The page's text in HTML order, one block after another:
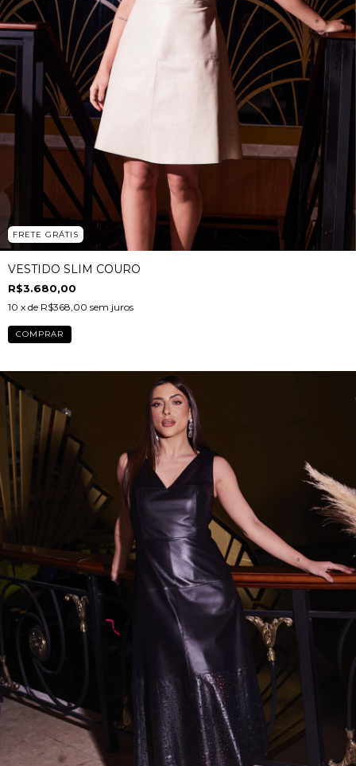
FRETE GRÁTIS
VESTIDO SLIM COURO
R$3.680,00
10 x de R$368,00 sem juros
COMPRAR